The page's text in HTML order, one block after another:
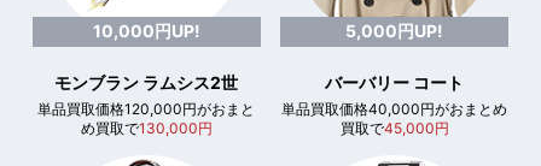
10,000円UP!
モンブラン ラムシス2世
単品買取価格120,000円がおまと
め買取で130,000円
5,000円UP!
バーバリー コート
単品買取価格40,000円がおまとめ
買取で45,000円